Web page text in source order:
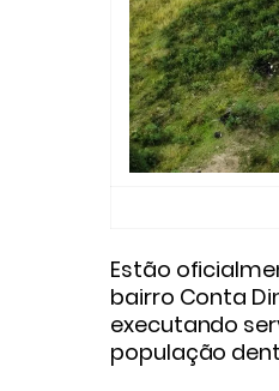
Estão
bairro Conta
executando
população